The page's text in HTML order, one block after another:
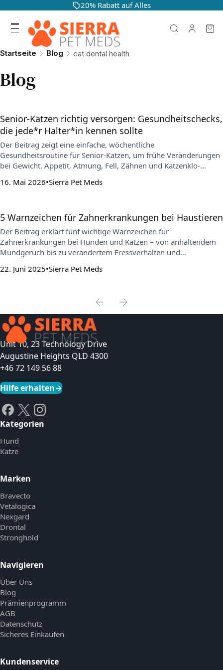
20% Rabatt auf Alles
Startseite Blog cat dental health
Blog
Senior-Katzen richtig versorgen: Gesundheitschecks,
die jede*r Halter*in kennen sollte
Der Beitrag zeigt eine einfache, wöchentliche
Gesundheitsroutine für Senior-Katzen, um frühe Veränderungen
bei Gewicht, Appetit, Atmung, Fell, Zähnen und Katzenklo-
regelmäßige Tierarzt-Checks und konsequente Vorbeugung (z. B.
16. Mai 2026 Sierra Pet Meds
5 Warnzeichen für Zahnerkrankungen bei Haustieren
Der Beitrag erklärt fünf wichtige Warnzeichen für
Zahnerkrankungen bei Hunden und Katzen – von anhaltendem
Mundgeruch bis zu verändertem Fressverhalten und
Vorbeugung und beantwortet häufige Fragen zur Zahnpflege.
22. Juni 2025 Sierra Pet Meds
Unit 10, 23 Technology Drive
Augustine Heights QLD 4300
+46 72 149 56 88
Hilfe erhalten→
Kategorien
Hund
Katze
Marken
Bravecto
Vetalogica
Nexgard
Drontal
Stronghold
Navigieren
Über Uns
Blog
Prämienprogramm
AGB
Datenschutz
Sicheres Einkaufen
Kundenservice